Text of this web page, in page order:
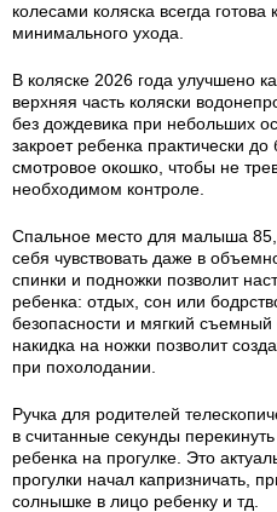
колесами коляска всегда готова
минимального ухода.
В коляске 2026 года улучшено
верхняя часть коляски
без дождевика при небольших
закроет ребенка практически
смотровое окошко, чтобы не
необходимом контроле.
Спальное место для малыша
себя чувствовать даже в
спинки и подножки позволит
ребенка: отдых, сон или
безопасности и мягкий
накидка на ножки позволит
при похолодании.
Ручка для родителей
в считанные секунды
ребенка на прогулке. Это
прогулки начал капризничать,
солнышке в лицо ребенку и тд.